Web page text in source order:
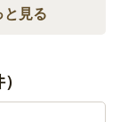
と見る